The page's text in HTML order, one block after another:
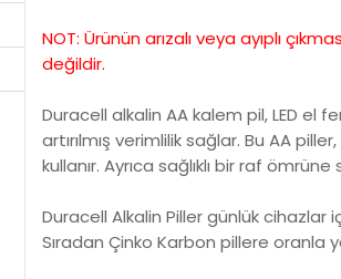
NOT: Ürünün arızalı veya ayıplı
değildir.
Duracell alkalin AA kalem pil, LED el
artırılmış verimlilik sağlar. Bu AA
kullanır. Ayrıca sağlıklı bir raf
Duracell Alkalin Piller günlük
Sıradan Çinko Karbon pillere oranla